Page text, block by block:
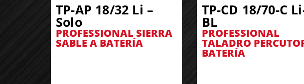
TP-AP 18/32 Li –
Solo
PROFESSIONAL SIERRA
SABLE A BATERÍA
TP-CD 18/70-C
BL
PROFESSIONAL
TALADRO
BATERÍA